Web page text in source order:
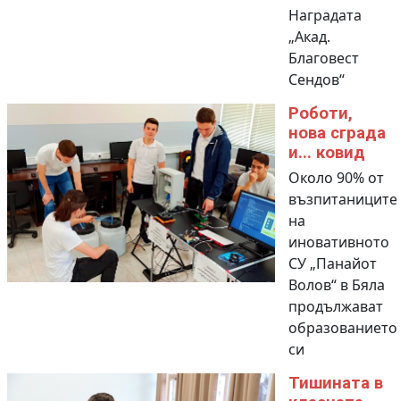
Наградата
„Акад.
Благовест
Сендов“
Роботи,
нова сграда
и... ковид
Около 90% от
възпитаниците
на
иновативното
СУ „Панайот
Волов“ в Бяла
продължават
образованието
си
Тишината в